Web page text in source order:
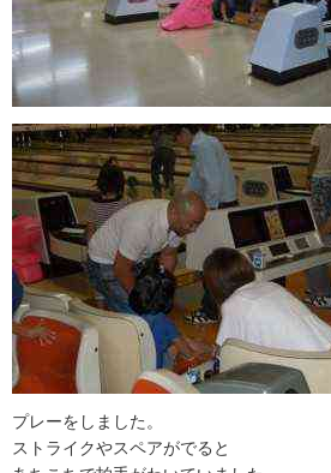
プレーをしました。
ストライクやスペアがでると